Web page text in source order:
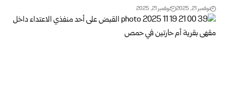
نوفمبر 21, 2025 نوفمبر 21, 2025